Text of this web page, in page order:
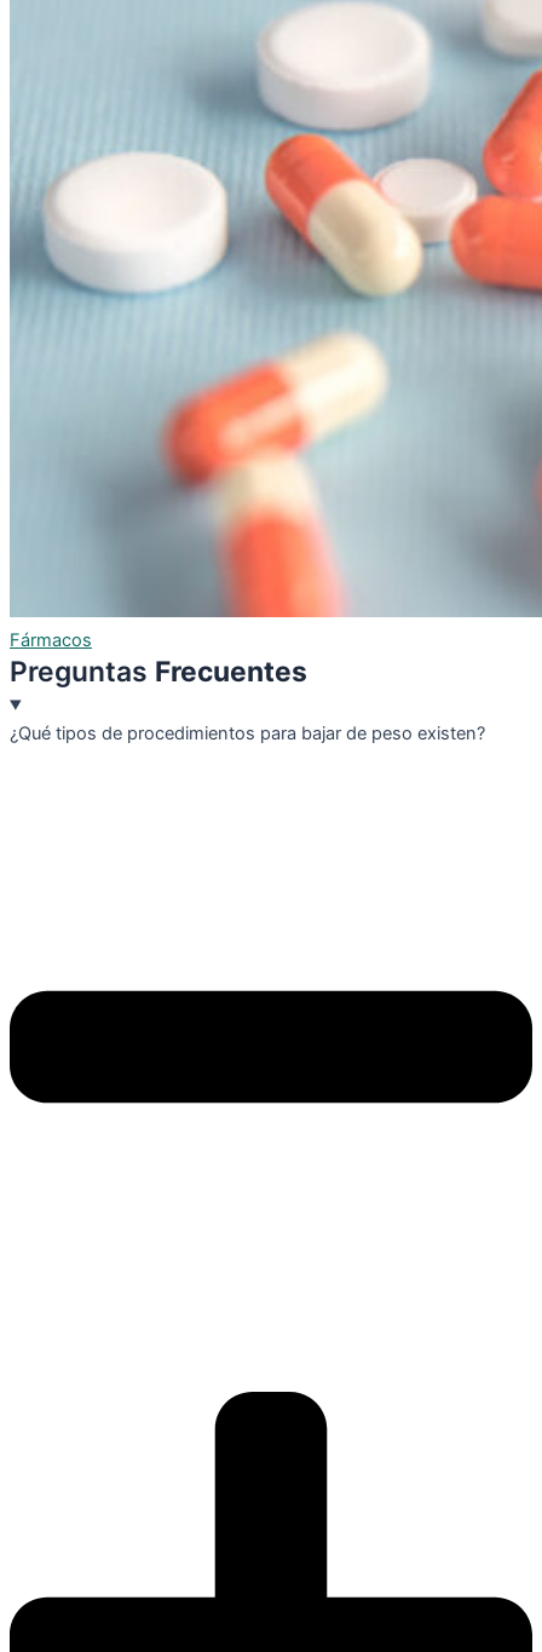
Fármacos
Preguntas Frecuentes
¿Qué tipos de procedimientos para bajar de peso existen?